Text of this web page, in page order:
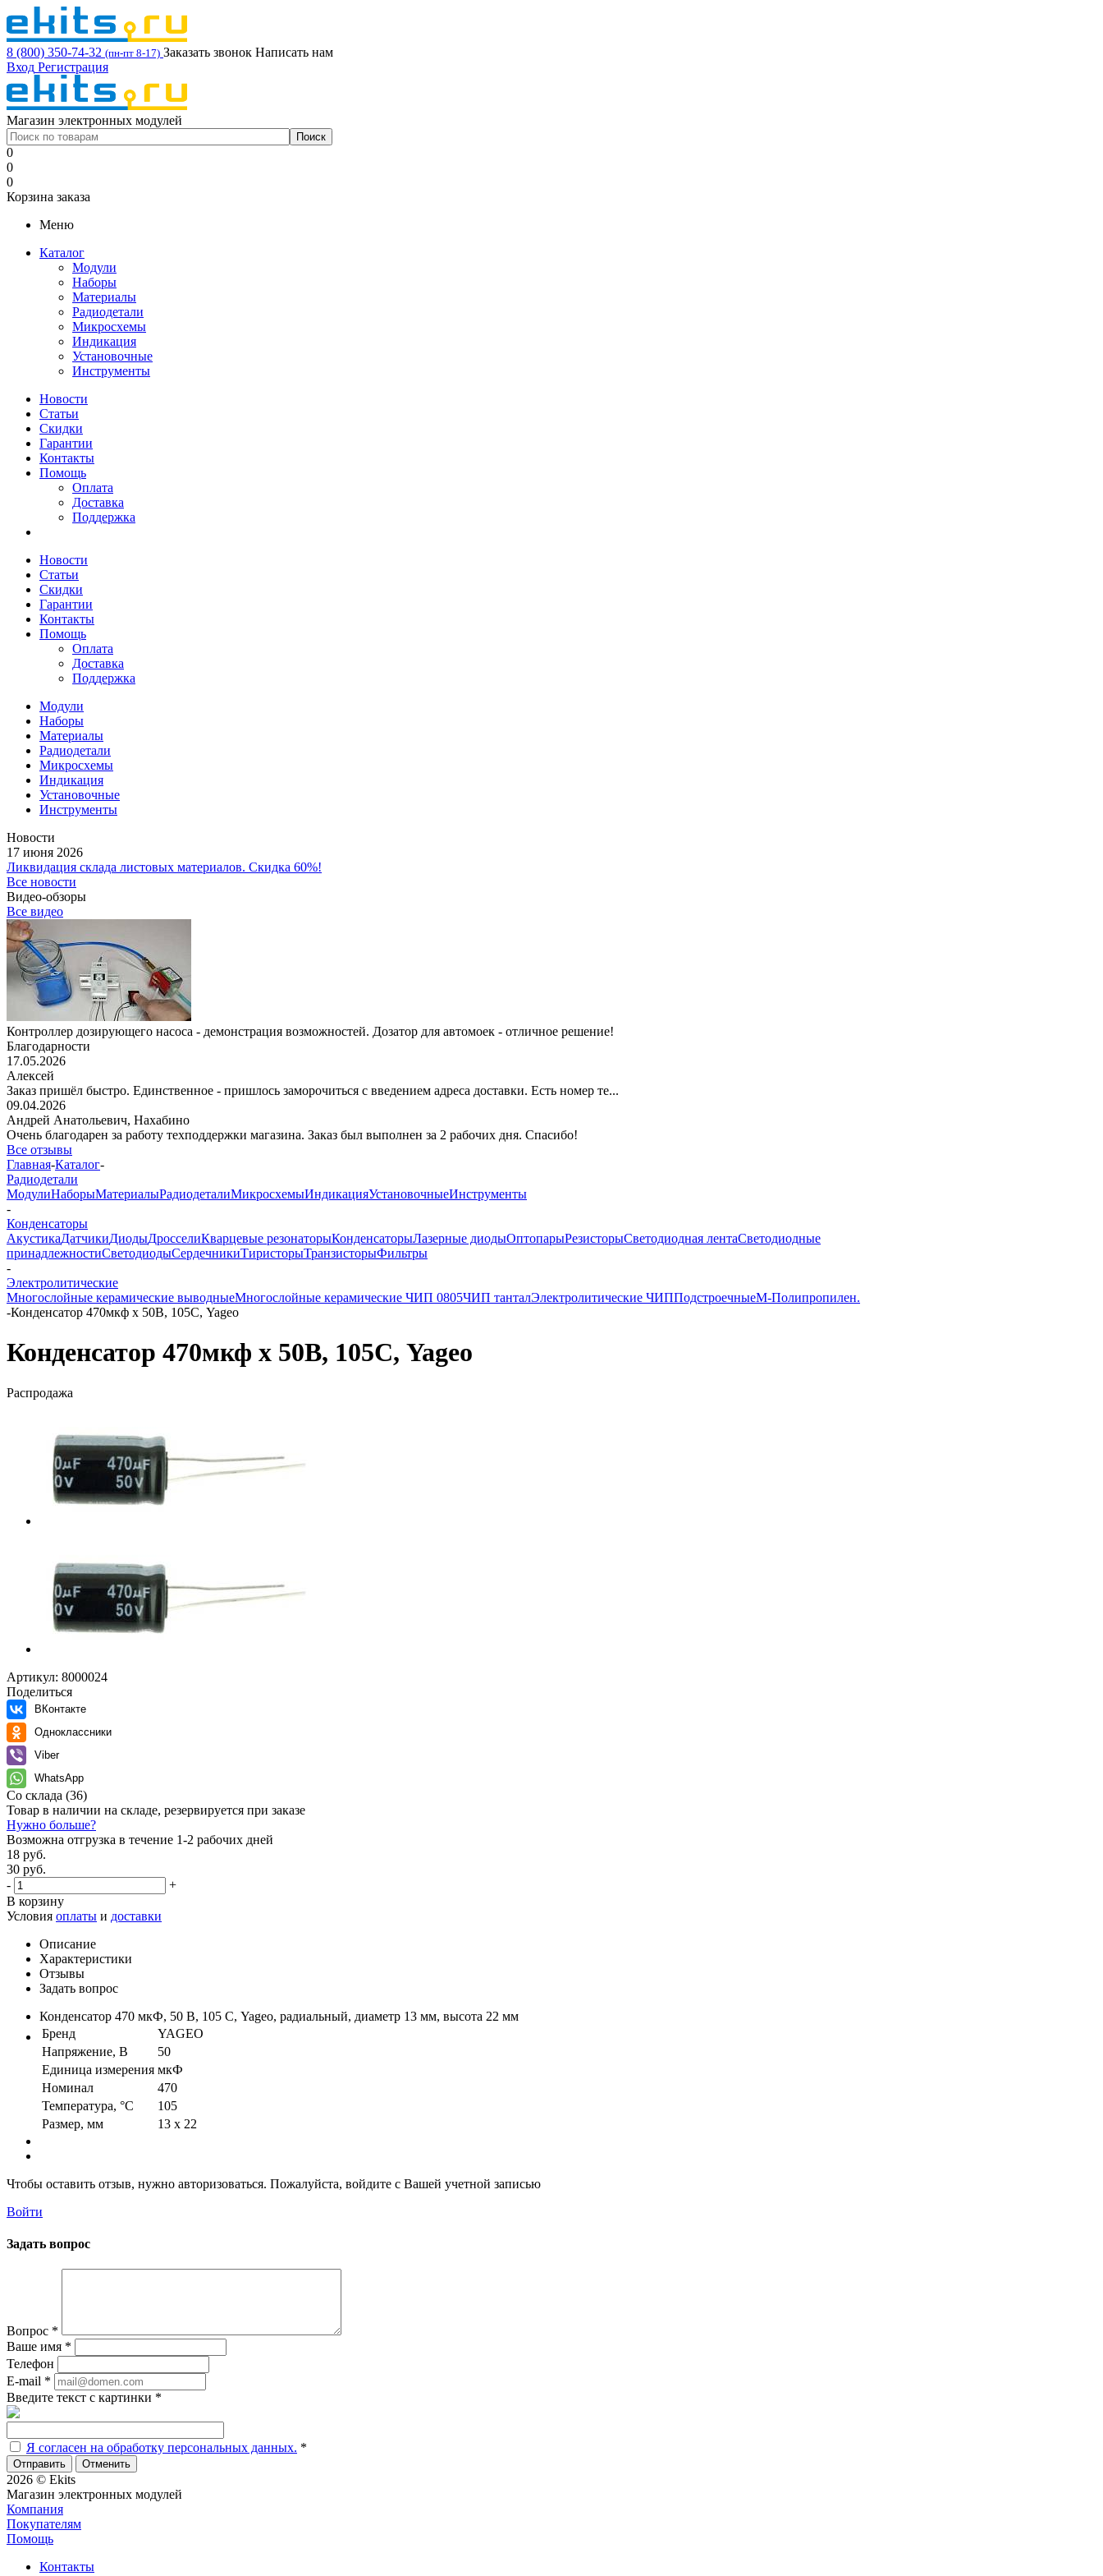
8 (800) 350-74-32 (пн-пт 8-17) Заказать звонок Написать нам
Вход Регистрация
Магазин электронных модулей
0
0
0
Корзина заказа
Меню
Каталог
Модули
Наборы
Материалы
Радиодетали
Микросхемы
Индикация
Установочные
Инструменты
Новости
Статьи
Скидки
Гарантии
Контакты
Помощь
Оплата
Доставка
Поддержка
Новости
Статьи
Скидки
Гарантии
Контакты
Помощь
Оплата
Доставка
Поддержка
Модули
Наборы
Материалы
Радиодетали
Микросхемы
Индикация
Установочные
Инструменты
Новости
17 июня 2026
Ликвидация склада листовых материалов. Скидка 60%!
Все новости
Видео-обзоры
Все видео
Контроллер дозирующего насоса - демонстрация возможностей. Дозатор для автомоек - отличное решение!
Благодарности
17.05.2026
Алексей
Заказ пришёл быстро. Единственное - пришлось заморочиться с введением адреса доставки. Есть номер те...
09.04.2026
Андрей Анатольевич, Нахабино
Очень благодарен за работу техподдержки магазина. Заказ был выполнен за 2 рабочих дня. Спасибо!
Все отзывы
Главная-Каталог-
Радиодетали
МодулиНаборыМатериалыРадиодеталиМикросхемыИндикацияУстановочныеИнструменты
-
Конденсаторы
АкустикаДатчикиДиодыДросселиКварцевые резонаторыКонденсаторыЛазерные диодыОптопарыРезисторыСветодиодная лентаСветодиодные
принадлежностиСветодиодыСердечникиТиристорыТранзисторыФильтры
-
Электролитические
Многослойные керамические выводныеМногослойные керамические ЧИП 0805ЧИП танталЭлектролитические ЧИППодстроечныеМ-Полипропилен.
-Конденсатор 470мкф х 50В, 105С, Yageo
Конденсатор 470мкф х 50В, 105С, Yageo
Распродажа
Артикул: 8000024
Поделиться
ВКонтакте
Одноклассники
Viber
WhatsApp
Со склада (36)
Товар в наличии на складе, резервируется при заказе
Нужно больше?
Возможна отгрузка в течение 1-2 рабочих дней
18 руб.
30 руб.
-
+
В корзину
Условия оплаты и доставки
Описание
Характеристики
Отзывы
Задать вопрос
Конденсатор 470 мкФ, 50 В, 105 С, Yageo, радиальный, диаметр 13 мм, высота 22 мм
Бренд
YAGEO
Напряжение, В
50
Единица измерения мкФ
Номинал
470
Температура, °C
105
Размер, мм
13 x 22
Чтобы оставить отзыв, нужно авторизоваться. Пожалуйста, войдите с Вашей учетной записью
Войти
Задать вопрос
Вопрос *
Ваше имя *
Телефон
E-mail *
Введите текст с картинки *
Я согласен на обработку персональных данных. *
Отменить
2026 © Ekits
Магазин электронных модулей
Компания
Покупателям
Помощь
Контакты